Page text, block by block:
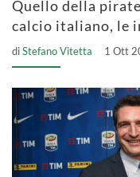
Quello della
calcio italiano, le
diStefano Vitetta 1 Ott